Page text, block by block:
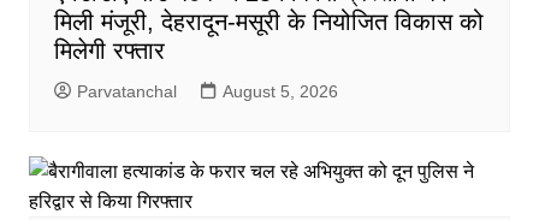
मिली मंजूरी, देहरादून-मसूरी के नियोजित विकास को
मिलेगी रफ्तार
Parvatanchal August 5, 2026